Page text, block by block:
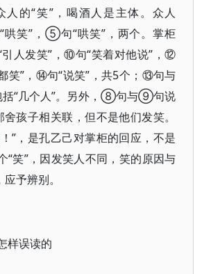
人的“笑”，喝酒人是主体。众人
笑”，⑤句“哄笑”，两个。掌柜
人发笑”，⑩句“笑着对他说”，⑫
笑”，⑭句“说笑”，共5个；⑬句与
括“几个人”。另外，⑧句与⑨句说
舍孩子相关联，但不是他们发笑。
”，是孔乙己对掌柜的回应，不是
“笑”，因发笑人不同，笑的原因与
予辨别。
样误读的